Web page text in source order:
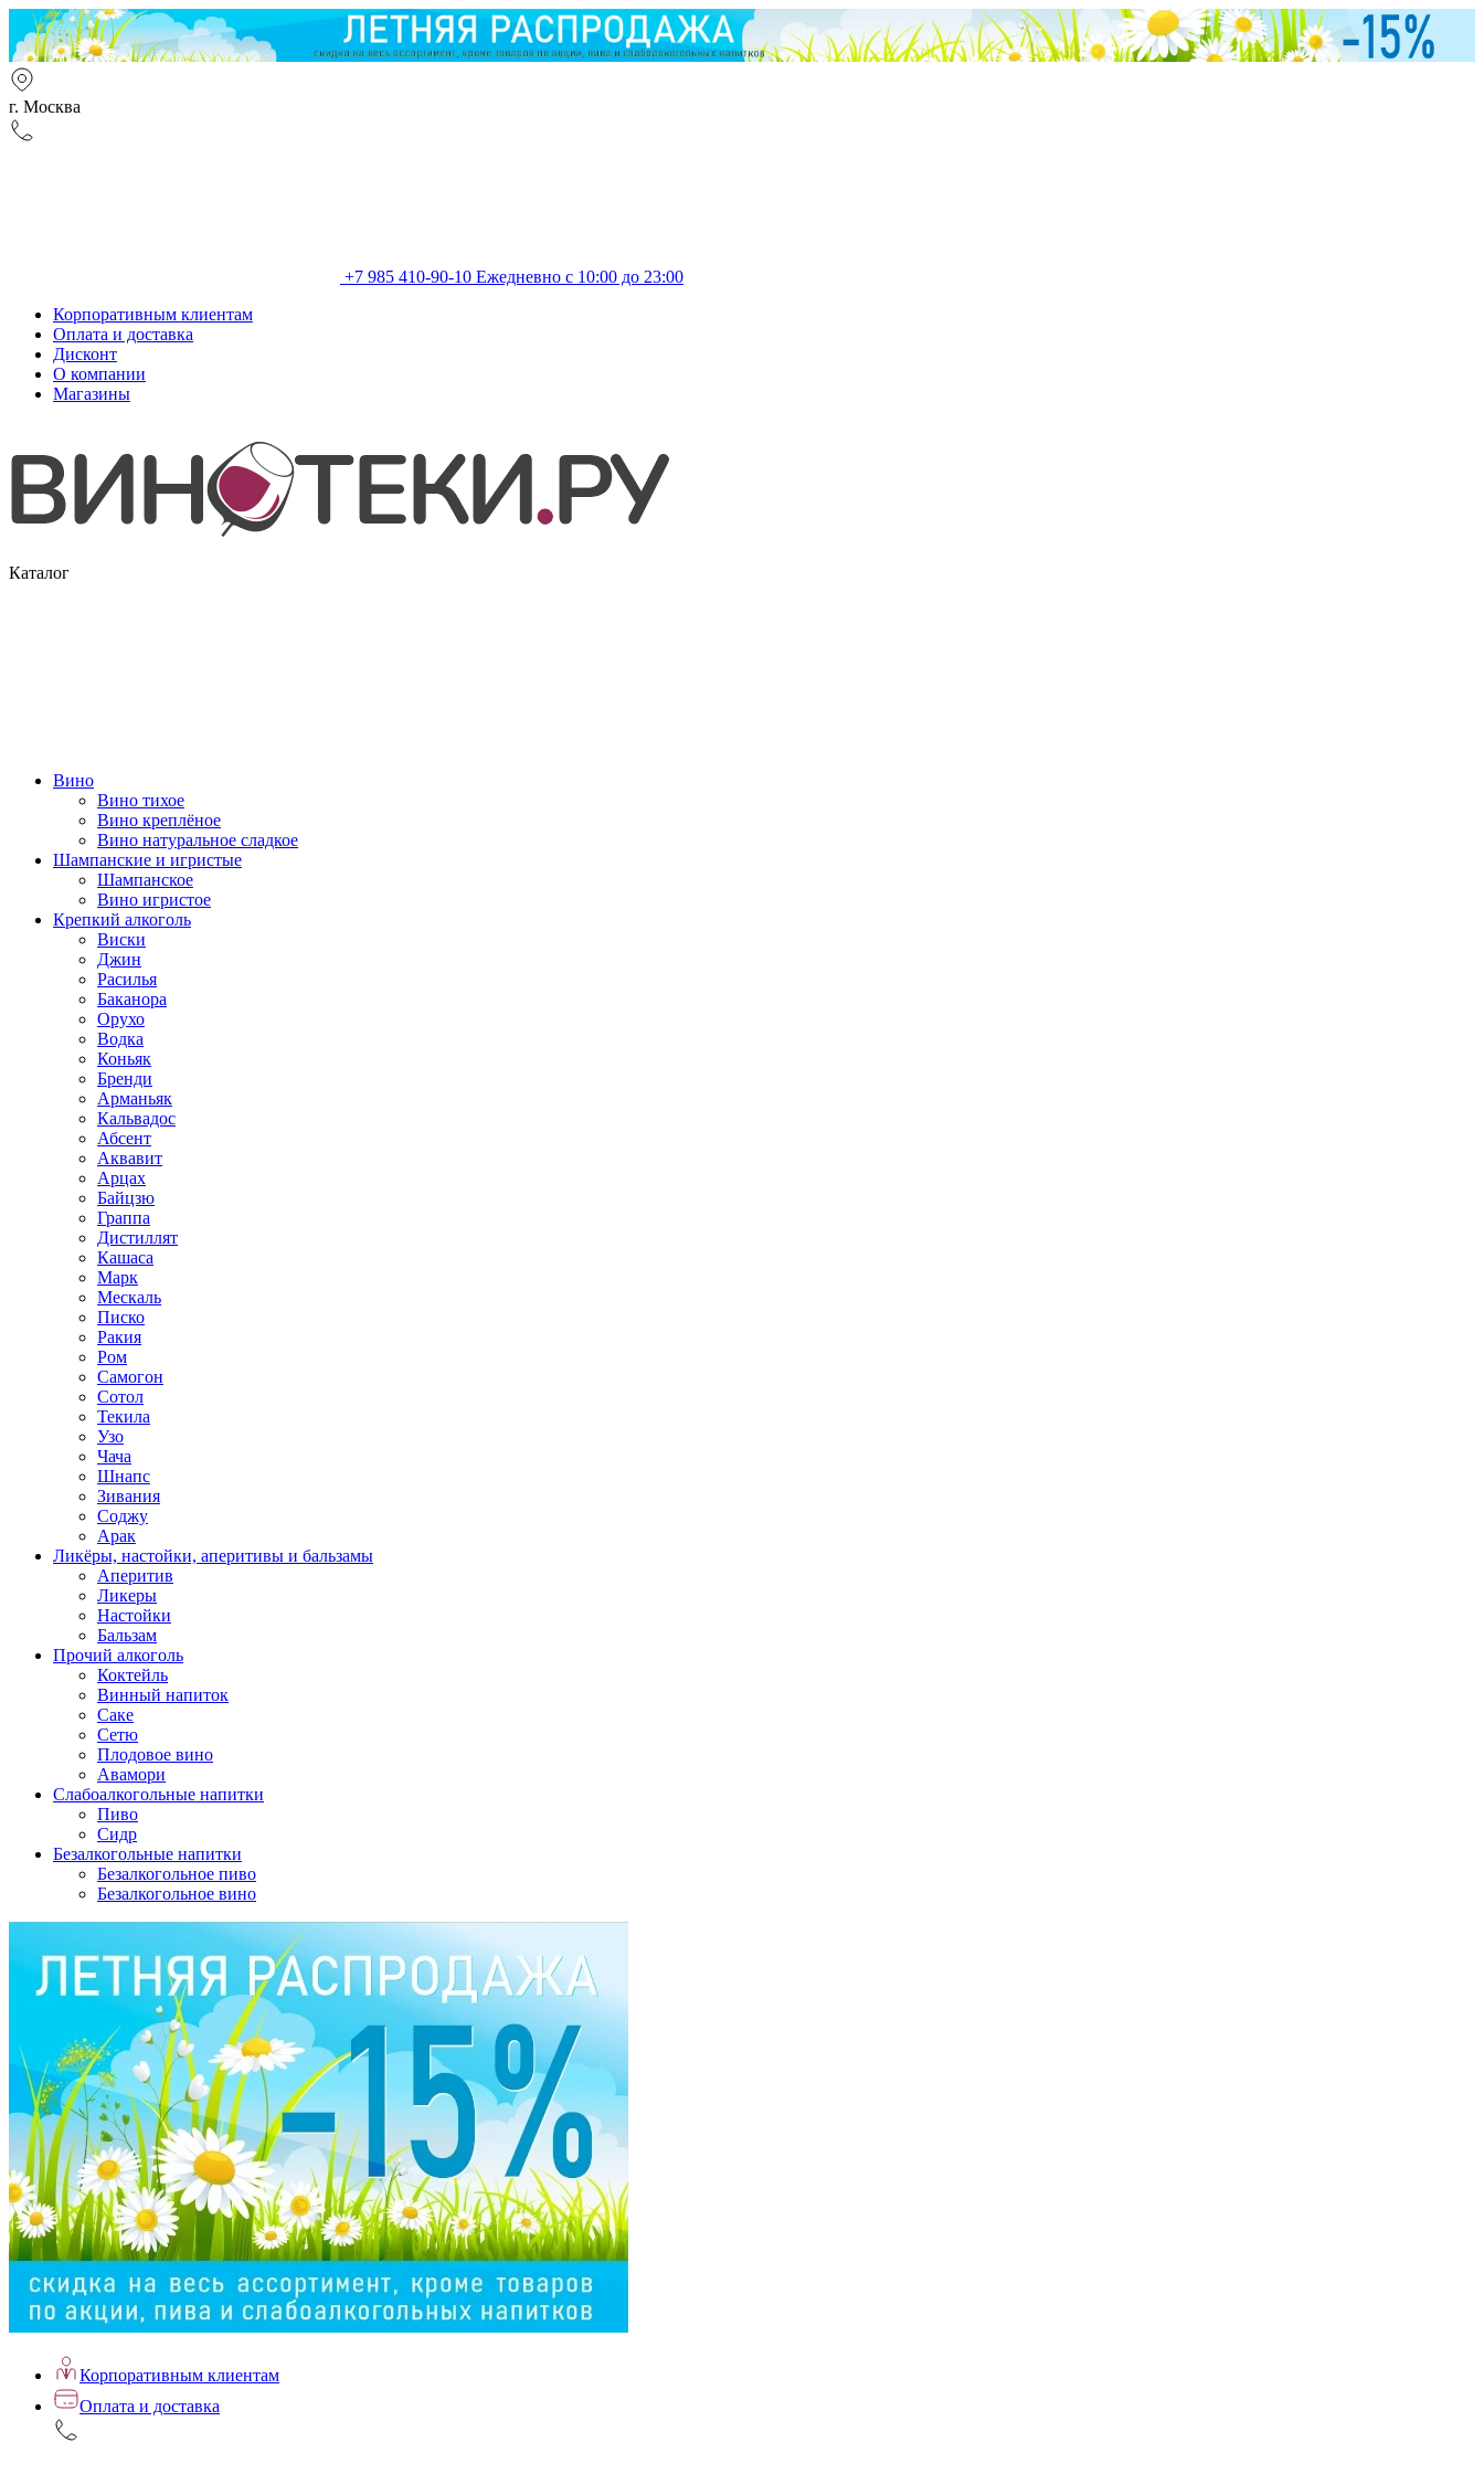
г. Москва
+7 985 410-90-10 Ежедневно с 10:00 до 23:00
Корпоративным клиентам
Оплата и доставка
Дисконт
О компании
Магазины
Каталог
Вино
Вино тихое
Вино креплёное
Вино натуральное сладкое
Шампанские и игристые
Шампанское
Вино игристое
Крепкий алкоголь
Виски
Джин
Расилья
Баканора
Орухо
Водка
Коньяк
Бренди
Арманьяк
Кальвадос
Абсент
Аквавит
Арцах
Байцзю
Граппа
Дистиллят
Кашаса
Марк
Мескаль
Писко
Ракия
Ром
Самогон
Сотол
Текила
Узо
Чача
Шнапс
Зивания
Соджу
Арак
Ликёры, настойки, аперитивы и бальзамы
Аперитив
Ликеры
Настойки
Бальзам
Прочий алкоголь
Коктейль
Винный напиток
Саке
Сетю
Плодовое вино
Авамори
Слабоалкогольные напитки
Пиво
Сидр
Безалкогольные напитки
Безалкогольное пиво
Безалкогольное вино
Корпоративным клиентам
Оплата и доставка